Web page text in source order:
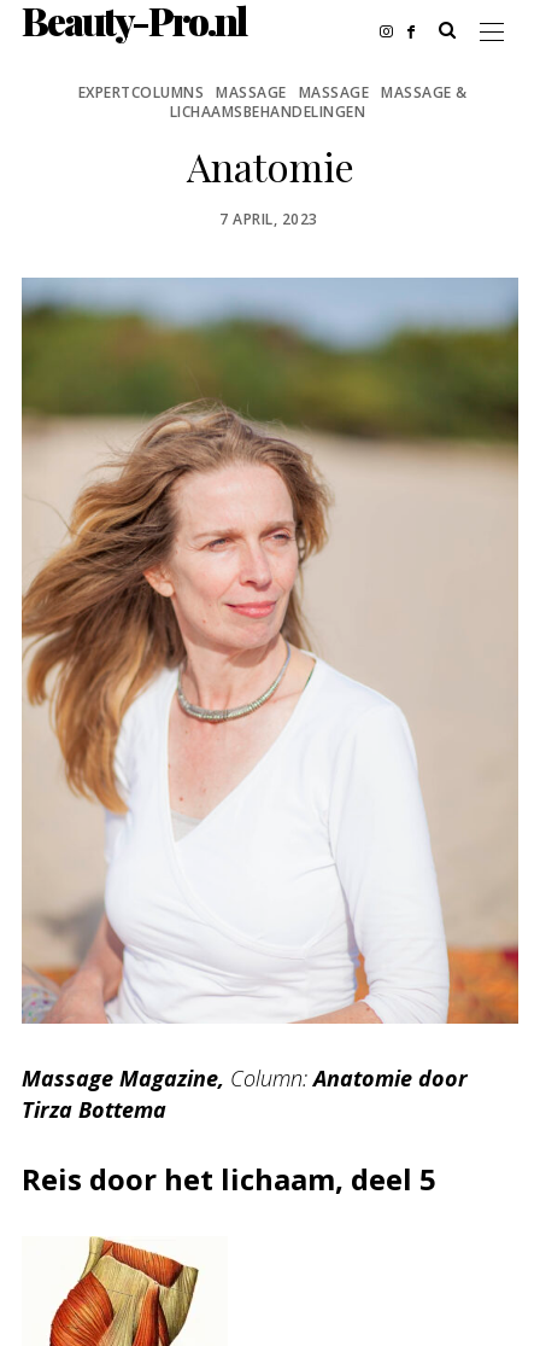
Beauty-Pro.nl
EXPERTCOLUMNS MASSAGE MASSAGE MASSAGE &
LICHAAMSBEHANDELINGEN
Anatomie
POSTED
7 APRIL, 2023
Massage Magazine, Column:Anatomie door
Tirza Bottema
Reis door het lichaam, deel 5